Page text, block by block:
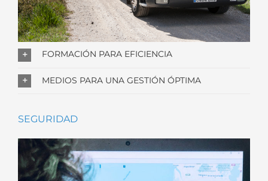
FORMACIÓN PARA EFICIENCIA
MEDIOS PARA UNA GESTIÓN ÓPTIMA
SEGURIDAD